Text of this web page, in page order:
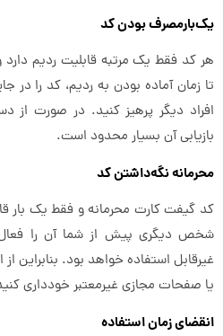
یک‌بارمصرف بودن کد
هر کد فقط یک مرتبه قابلیت ردیم
تا زمان آماده بودن به ردیم، کد را در
افراد دیگر پرهیز کنید. در صورت از
بازیابی آن بسیار محدود است.
محرمانه نگه‌داشتن کد
کد گیفت کارت محرمانه و فقط یک بار
شخص دیگری پیش از شما آن را
غیرقابل استفاده خواهد بود. بنابراین
یا صفحات مجازی غیرمعتبر خودداری
انقضای زمان استفاده